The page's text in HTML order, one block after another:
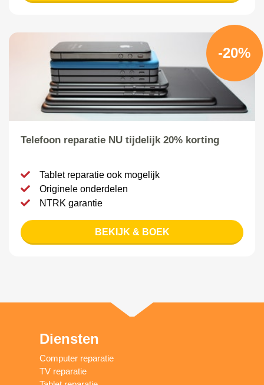
-20%
Telefoon reparatie NU tijdelijk 20% korting
Tablet reparatie ook mogelijk
Originele onderdelen
NTRK garantie
BEKIJK & BOEK
Diensten
Computer reparatie
TV reparatie